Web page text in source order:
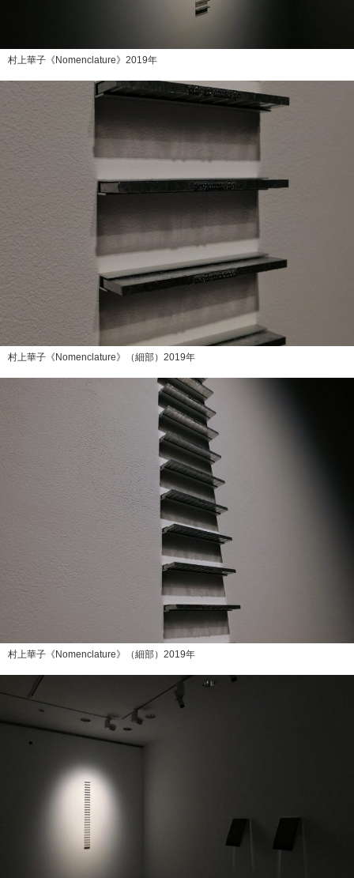
村上華子《Nomenclature》2019年
村上華子《Nomenclature》（細部）2019年
村上華子《Nomenclature》（細部）2019年